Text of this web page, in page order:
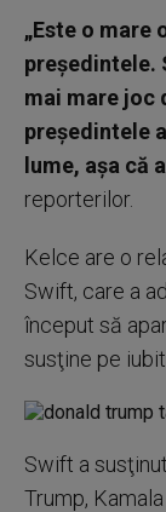
„Este o mare
preşedintele.
mai mare joc
preşedintele
lume, aşa că
reporterilor.
Kelce are o
Swift, care a
început să
susţine pe
Swift a
Trump,